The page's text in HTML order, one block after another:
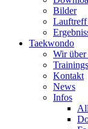
Bilder
Lauftreff
Taekwondo
Wir über
Kontakt
News
Infos